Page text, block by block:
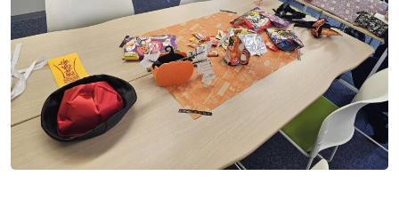
無料体験
お問い合わせ
プライバシーポリシー
特定商取引法に基づく表記
お知らせ
できる支え方
不登校でゲームをやりすぎても大丈夫？
プレッシャーをかけていませんか？親からの期待に
潰され不登校に
【保護者さまインタビュー】親も一緒に成長した8
令和8年度から「情報」が必修に｜高卒認定試験の
変更点と不登校生への影響をわかりやすく解説
【東京都版】不登校のための高校受験ガイド｜フリ
ー入試・チャレンジスクール・通信制
高卒認定の物理基礎が不安な方へ｜出題範囲と勉強
不登校の子どもに進路の話はいつする？親が知って
おきたい切り出し方と関わり方
立派な親でなくていい｜不登校の子どもを持つ親が
つらいときの心の整え方
不登校支援の基盤「教育機会確保法」ってどんな法